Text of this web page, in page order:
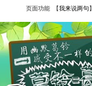
页面功能 【我来说两句